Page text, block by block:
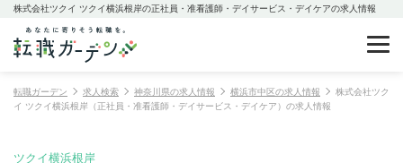
株式会社ツクイ ツクイ横浜根岸の正社員・准看護師・デイサービス・デイケアの求人情報
転職ガーデン 求人検索 神奈川県の求人情報 横浜市中区の求人情報
株式会社ツク
イ ツクイ横浜根岸（正社員・准看護師・デイサービス・デイケア）の求人情報
ツクイ横浜根岸